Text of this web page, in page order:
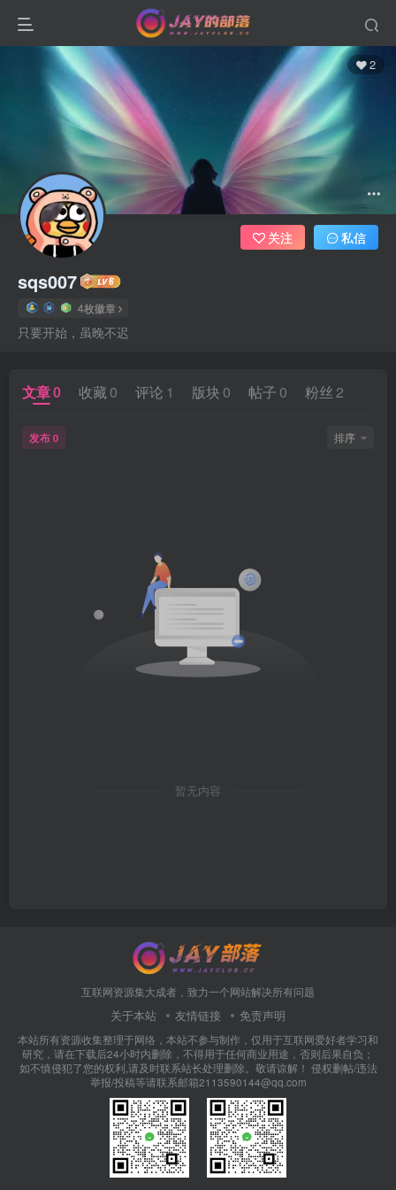
2
sqs007
4枚徽章
只要开始，虽晚不迟
关注 私信
文章0 收藏 0 评论 1 版块 0 帖子 0 粉丝 2
发布 0 排序
暂无内容
互联网资源集大成者，致力一个网站解决所有问题
关于本站 友情链接 免责声明
本站所有资源收集整理于网络，本站不参与制作，仅用于互联网爱好者学习和
研究，请在下载后24小时内删除，不得用于任何商业用途，否则后果自负；
如不慎侵犯了您的权利,请及时联系站长处理删除。敬请谅解！ 侵权删帖/违法
举报/投稿等请联系邮箱2113590144@qq.com